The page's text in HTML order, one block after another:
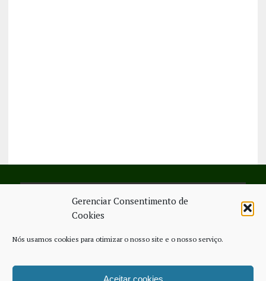
Gerenciar Consentimento de
Cookies
Nós usamos cookies para otimizar o nosso site e o nosso serviço.
Aceitar cookies
SIGA-NOS NO FACEBOOK